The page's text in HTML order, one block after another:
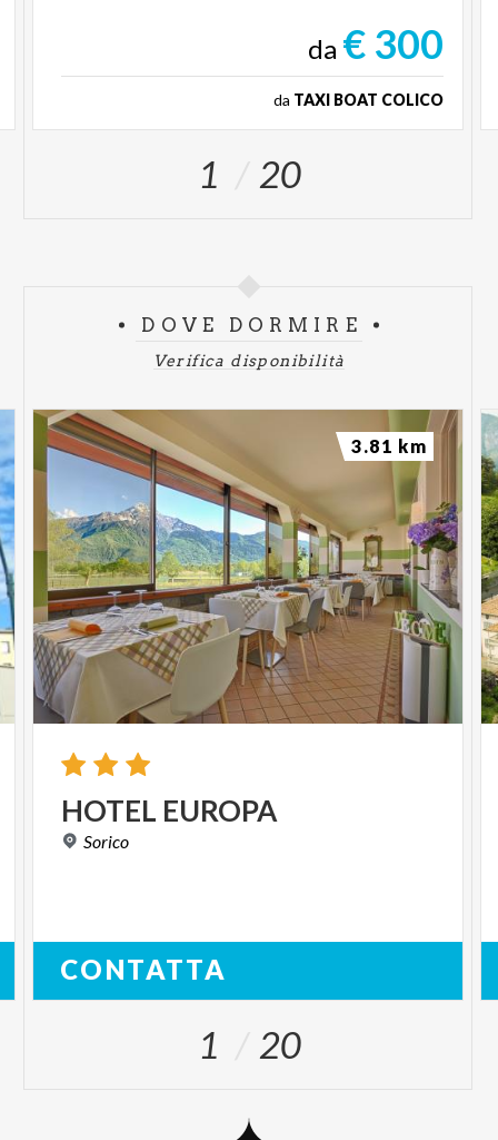
da € 300
da TAXI BOAT COLICO
1 20
DOVE DORMIRE
Verifica disponibilità
HOTEL EUROPA
Sorico
CONTATTA
3.81 km
1 20